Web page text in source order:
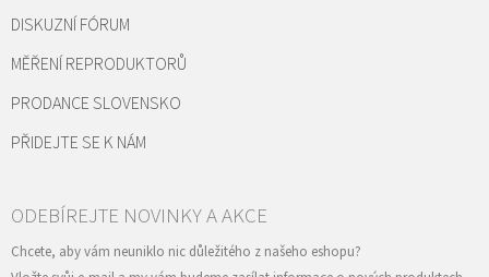
DISKUZNÍ FÓRUM
MĚŘENÍ REPRODUKTORŮ
PRODANCE SLOVENSKO
PŘIDEJTE SE K NÁM